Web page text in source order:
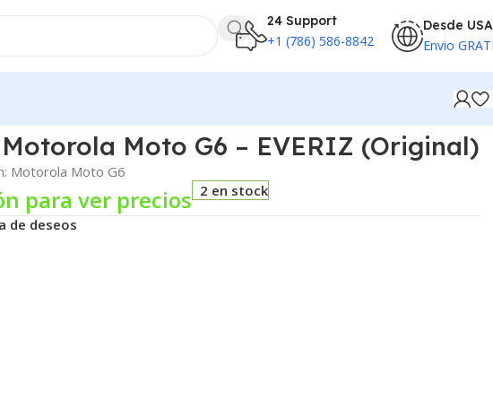
24 Support
+1 (786) 586-8842
Desde USA
Envio
Moto G6 – EVERIZ (Original)
Motorola Moto G6
para ver precios 2 en stock
de deseos